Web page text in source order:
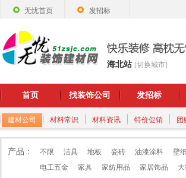
无忧首页 发招标
海北站 [切换城市]
首页 找装饰公司 发招标
建材公司 材料常识 材料资讯 特价促销 团
产品： 不限 洁具 地板 瓷砖 油漆涂料 壁
电工五金
家具 家纺用品 家居饰品